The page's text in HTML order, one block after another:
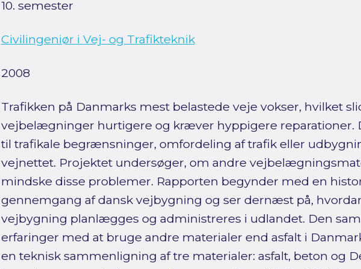
10. semester
Civilingeniør i Vej- og Trafikteknik
2008
Trafikken på Danmarks mest belastede veje vokser, hvilket
vejbelægninger hurtigere og kræver hyppigere reparationer.
til trafikale begrænsninger, omfordeling af trafik eller
vejnettet. Projektet undersøger, om andre
mindske disse problemer. Rapporten begynder med en
gennemgang af dansk vejbygning og ser dernæst på,
vejbygning planlægges og administreres i udlandet. Den
erfaringer med at bruge andre materialer end asfalt i
en teknisk sammenligning af tre materialer: asfalt, beton og